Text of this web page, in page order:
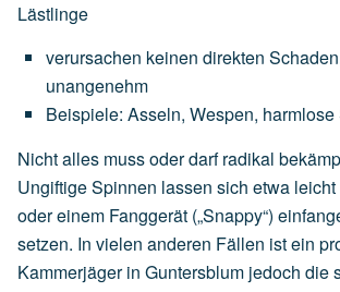
Lästlinge
verursachen keinen direkten
unangenehm
Beispiele: Asseln, Wespen, harmlose
Nicht alles muss oder darf radikal
Ungiftige Spinnen lassen sich etwa
oder einem Fanggerät („Snappy“)
setzen. In vielen anderen Fällen ist ein
Kammerjäger in Guntersblum jedoch die